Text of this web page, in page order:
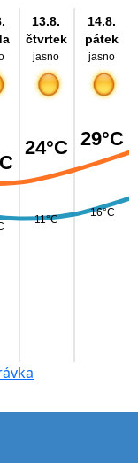
24°C
11°C
13.8.
čtvrtek
jasno
29°C
16°C
14.8.
pátek
jasno